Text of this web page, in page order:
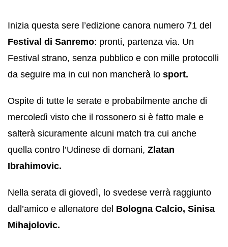
Inizia questa sere l’edizione canora numero 71 del
Festival di Sanremo: pronti, partenza via. Un
Festival strano, senza pubblico e con mille protocolli
da seguire ma in cui non mancherà lo sport.
Ospite di tutte le serate e probabilmente anche di
mercoledì visto che il rossonero si è fatto male e
salterà sicuramente alcuni match tra cui anche
quella contro l’Udinese di domani, Zlatan
Ibrahimovic.
Nella serata di giovedì, lo svedese verrà raggiunto
dall’amico e allenatore del Bologna Calcio, Sinisa
Mihajolovic.